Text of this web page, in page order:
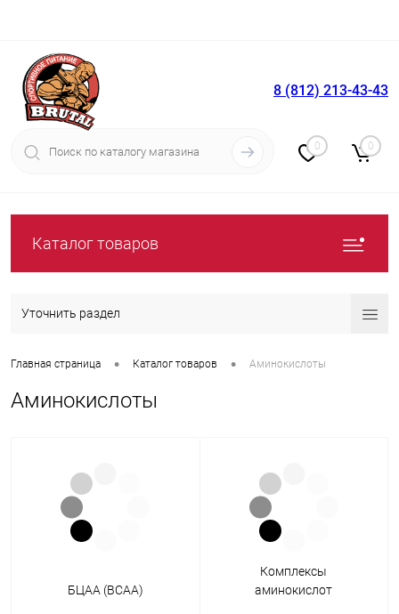
Вход Регистрация
8 (812) 213-43-43
0 0
Каталог товаров
Уточнить раздел
Главная страница • Каталог товаров • Аминокислоты
Аминокислоты
БЦАА (BCAA)
Комплексы
аминокислот